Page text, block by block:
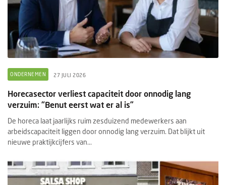
ONDERNEMEN 27 JULI 2026
Horecasector verliest capaciteit door onnodig lang
verzuim: “Benut eerst wat er al is”
De horeca laat jaarlijks ruim zesduizend medewerkers aan
arbeidscapaciteit liggen door onnodig lang verzuim. Dat blijkt uit
nieuwe praktijkcijfers van...